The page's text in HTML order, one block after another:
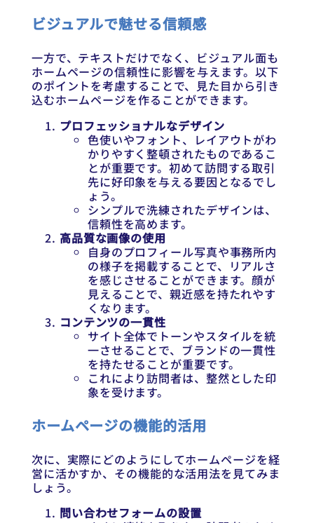
ビジュアルで魅せる信頼感
一方で、テキストだけでなく、ビジュアル面も
ホームページの信頼性に影響を与えます。以下
のポイントを考慮することで、見た目から引き
込むホームページを作ることができます。
プロフェッショナルなデザイン
色使いやフォント、レイアウトがわ
かりやすく整頓されたものであるこ
とが重要です。初めて訪問する取引
先に好印象を与える要因となるでし
ょう。
シンプルで洗練されたデザインは、
信頼性を高めます。
高品質な画像の使用
自身のプロフィール写真や事務所内
の様子を掲載することで、リアルさ
を感じさせることができます。顔が
見えることで、親近感を持たれやす
くなります。
コンテンツの一貫性
サイト全体でトーンやスタイルを統
一させることで、ブランドの一貫性
を持たせることが重要です。
これにより訪問者は、整然とした印
象を受けます。
ホームページの機能的活用
次に、実際にどのようにしてホームページを経
営に活かすか、その機能的な活用法を見てみま
しょう。
問い合わせフォームの設置